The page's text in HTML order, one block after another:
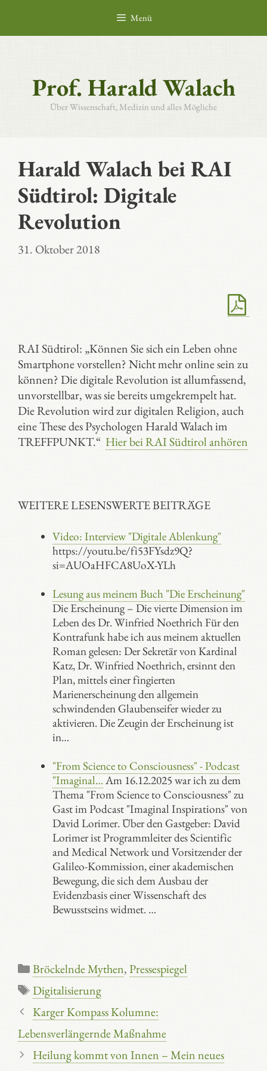
springen
Menü
Prof. Harald Walach
Über Wissenschaft, Medizin und alles Mögliche
Harald Walach bei RAI
Südtirol: Digitale
Revolution
31. Oktober 2018
RAI Südtirol: „Können Sie sich ein Leben ohne
Smartphone vorstellen? Nicht mehr online sein zu
können? Die digitale Revolution ist allumfassend,
unvorstellbar, was sie bereits umgekrempelt hat.
Die Revolution wird zur digitalen Religion, auch
eine These des Psychologen Harald Walach im
TREFFPUNKT.“ Hier bei RAI Südtirol anhören
WEITERE LESENSWERTE BEITRÄGE
Video: Interview "Digitale Ablenkung"
https://youtu.be/fi53FYsdz9Q?
si=AUOaHFCA8UoX-YLh
Lesung aus meinem Buch "Die Erscheinung"
Die Erscheinung – Die vierte Dimension im
Leben des Dr. Winfried Noethrich Für den
Kontrafunk habe ich aus meinem aktuellen
Roman gelesen: Der Sekretär von Kardinal
Katz, Dr. Winfried Noethrich, ersinnt den
Plan, mittels einer fingierten
Marienerscheinung den allgemein
schwindenden Glaubenseifer wieder zu
aktivieren. Die Zeugin der Erscheinung ist
in…
"From Science to Consciousness" - Podcast
"Imaginal… Am 16.12.2025 war ich zu dem
Thema "From Science to Consciousness" zu
Gast im Podcast "Imaginal Inspirations" von
David Lorimer. Über den Gastgeber: David
Lorimer ist Programmleiter des Scientific
and Medical Network und Vorsitzender der
Galileo-Kommission, einer akademischen
Bewegung, die sich dem Ausbau der
Evidenzbasis einer Wissenschaft des
Bewusstseins widmet. …
Kategorien
Bröckelnde Mythen,Pressespiegel
Schlagwörter
Digitalisierung
Karger Kompass Kolumne:
Lebensverlängernde Maßnahme
Heilung kommt von Innen – Mein neues